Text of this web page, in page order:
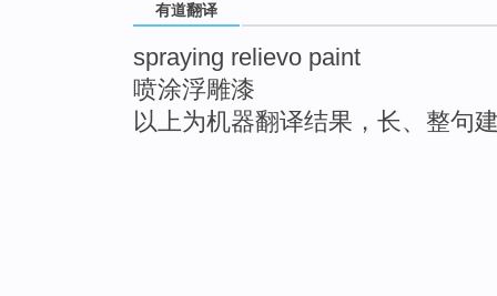
有道翻译
spraying relievo paint
喷涂浮雕漆
以上为机器翻译结果，长、整句